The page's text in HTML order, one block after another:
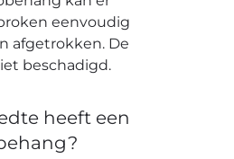
eenvoudig
afgetrokken. De
beschadigd.
heeft een